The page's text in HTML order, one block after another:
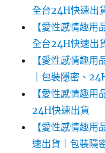
全台24H快速出
【愛性感情趣用
全台24H快速出
【愛性感情趣
｜包裝隱密、
【愛性感情趣
24H快速出貨
【愛性感情趣
速出貨｜包裝隱